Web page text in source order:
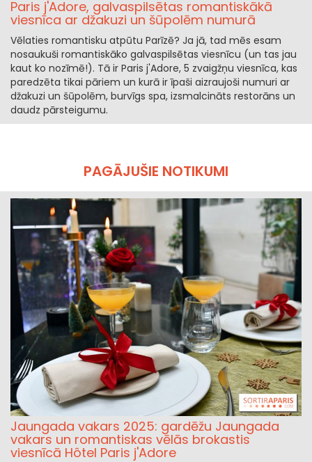
Paris j'Adore, galvaspilsētas romantiskākā
viesnīca ar džakuzi un šūpolēm numurā
Vēlaties romantisku atpūtu Parīzē? Ja jā, tad mēs esam
nosaukuši romantiskāko galvaspilsētas viesnīcu (un tas jau
kaut ko nozīmē!). Tā ir Paris j'Adore, 5 zvaigžņu viesnīca, kas
paredzēta tikai pāriem un kurā ir īpaši aizraujoši numuri ar
džakuzi un šūpolēm, burvīgs spa, izsmalcināts restorāns un
daudz pārsteigumu.
PAGĀJUŠIE NOTIKUMI
Jaungada vakars 2025: gardēžu Jaungada
vakars un romantiskas vēlās brokastis
viesnīcā Hôtel Paris j'Adore